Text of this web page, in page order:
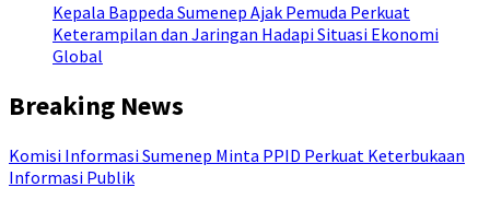
Kepala Bappeda Sumenep Ajak Pemuda Perkuat
Keterampilan dan Jaringan Hadapi Situasi Ekonomi
Global
Breaking News
Komisi Informasi Sumenep Minta PPID Perkuat Keterbukaan
Informasi Publik